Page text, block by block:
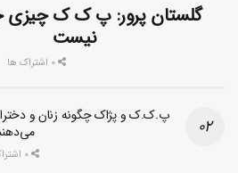
گلستان پرور: پ ک ک چیزی
نیست
پ.ک.ک و پژاک چگونه زنان و